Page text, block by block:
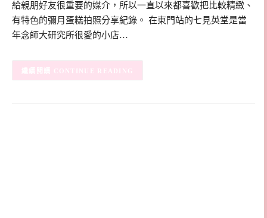
給親朋好友很重要的媒介，所以一直以來都喜歡把比較精緻、
有特色的彌月蛋糕拍照分享紀錄。 在東門站的七見英堂是當
年念師大研究所很愛的小店…
CONTINUE READING